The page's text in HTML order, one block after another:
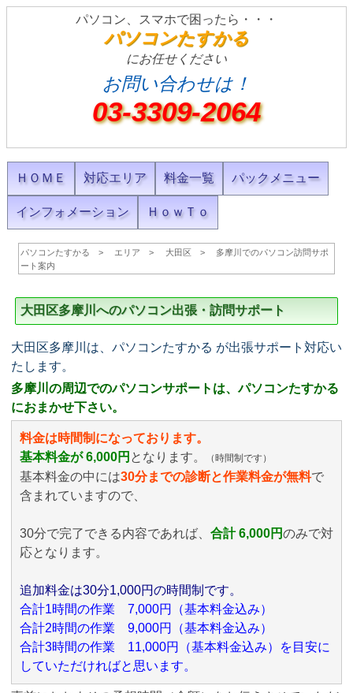
パソコン、スマホで困ったら・・・
パソコンたすかる
にお任せください
お問い合わせは！
03-3309-2064
ＨＯＭＥ 対応エリア 料金一覧 パックメニュー
インフォメーション ＨｏｗＴｏ
パソコンたすかる エリア 大田区
多摩川でのパソコン訪問サポ
ート案内
大田区多摩川へのパソコン出張・訪問サポート
大田区多摩川は、パソコンたすかる が出張サポート対応い
たします。
多摩川の周辺でのパソコンサポートは、パソコンたすかる
におまかせ下さい。
料金は時間制になっております。
基本料金が 6,000円 となります。 （時間制です）
基本料金の中には30分までの診断と作業料金が無料で
含まれていますので、
30分で完了できる内容であれば、 合計 6,000円のみで対
応となります。
追加料金は30分1,000円の時間制です。
合計1時間の作業 7,000円（基本料金込み）
合計2時間の作業 9,000円（基本料金込み）
合計3時間の作業 11,000円（基本料金込み）を目安に
していただければと思います。